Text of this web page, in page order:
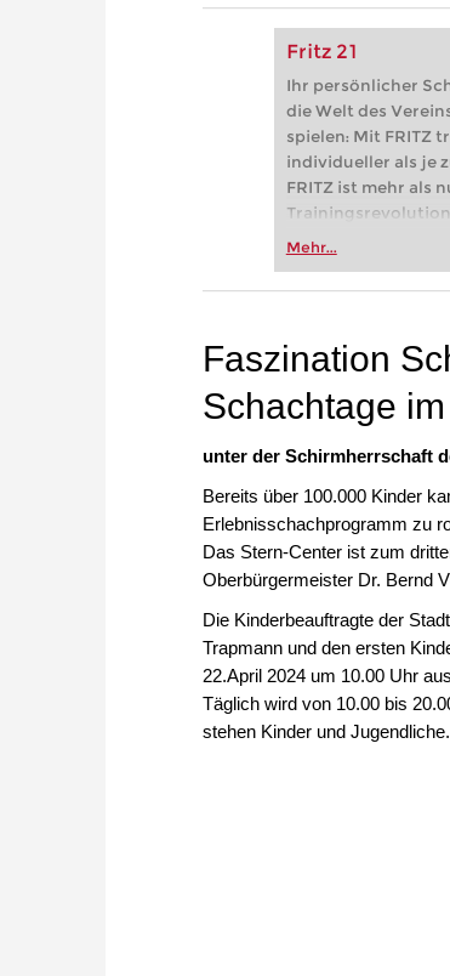
Fritz 21
Ihr persönlicher
die Welt des
spielen: Mit FRITZ
individueller als je
FRITZ ist mehr als
Vereinsschachs
zuvor.
Mehr...
Faszination
Schachtage
unter der Schirmherrschaft
Bereits über 100.000 Kinder
Erlebnisschachprogramm zu
Das Stern-Center ist zum
Oberbürgermeister Dr. Bernd
Die Kinderbeauftragte der
Trapmann und den ersten
22.April 2024 um 10.00 Uhr
Täglich wird von 10.00 bis
stehen Kinder und Jugendliche.